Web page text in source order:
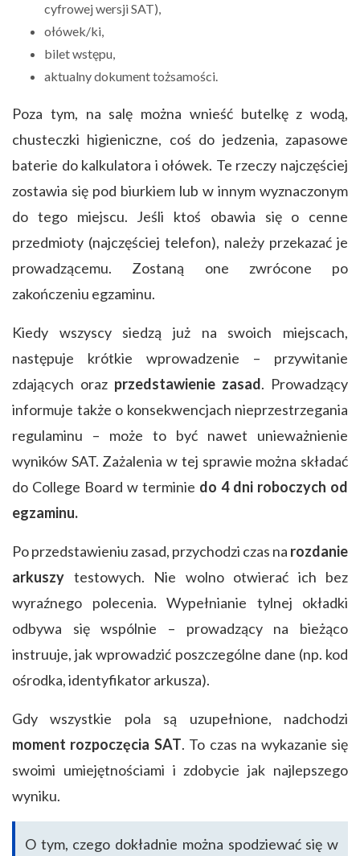
cyfrowej wersji SAT),
ołówek/ki,
bilet wstępu,
aktualny dokument tożsamości.
Poza tym, na salę można wnieść butelkę z wodą,
chusteczki higieniczne, coś do jedzenia, zapasowe
baterie do kalkulatora i ołówek. Te rzeczy najczęściej
zostawia się pod biurkiem lub w innym wyznaczonym
do tego miejscu. Jeśli ktoś obawia się o cenne
przedmioty (najczęściej telefon), należy przekazać je
prowadzącemu. Zostaną one zwrócone po
zakończeniu egzaminu.
Kiedy wszyscy siedzą już na swoich miejscach,
następuje krótkie wprowadzenie – przywitanie
zdających oraz przedstawienie zasad. Prowadzący
informuje także o konsekwencjach nieprzestrzegania
regulaminu – może to być nawet unieważnienie
wyników SAT. Zażalenia w tej sprawie można składać
do College Board w terminie do 4 dni roboczych od
egzaminu.
Po przedstawieniu zasad, przychodzi czas na rozdanie
arkuszy testowych. Nie wolno otwierać ich bez
wyraźnego polecenia. Wypełnianie tylnej okładki
odbywa się wspólnie – prowadzący na bieżąco
instruuje, jak wprowadzić poszczególne dane (np. kod
ośrodka, identyfikator arkusza).
Gdy wszystkie pola są uzupełnione, nadchodzi
moment rozpoczęcia SAT. To czas na wykazanie się
swoimi umiejętnościami i zdobycie jak najlepszego
wyniku.
O tym, czego dokładnie można spodziewać się w